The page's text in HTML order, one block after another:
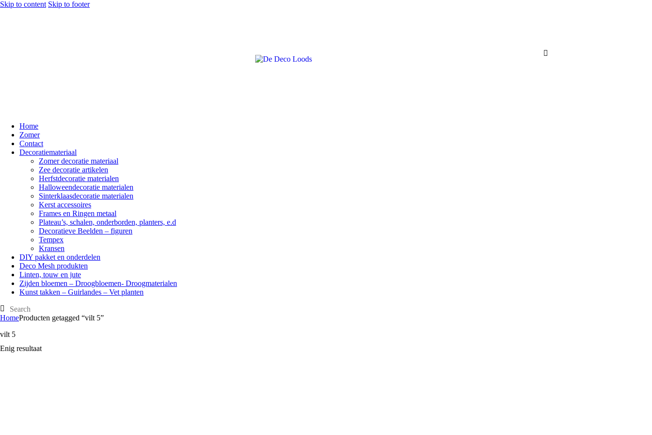
Skip to content Skip to footer
Home
Zomer
Contact
Decoratiemateriaal
Zomer decoratie materiaal
Zee decoratie artikelen
Herfstdecoratie materialen
Halloweendecoratie materialen
Sinterklaasdecoratie materialen
Kerst accessoires
Frames en Ringen metaal
Plateau’s, schalen, onderborden, planters, e.d
Decoratieve Beelden – figuren
Tempex
Kransen
DIY pakket en onderdelen
Deco Mesh produkten
Linten, touw en jute
Zijden bloemen – Droogbloemen- Droogmaterialen
Kunst takken – Guirlandes – Vet planten
HomeProducten getagged “vilt 5”
vilt 5
Enig resultaat